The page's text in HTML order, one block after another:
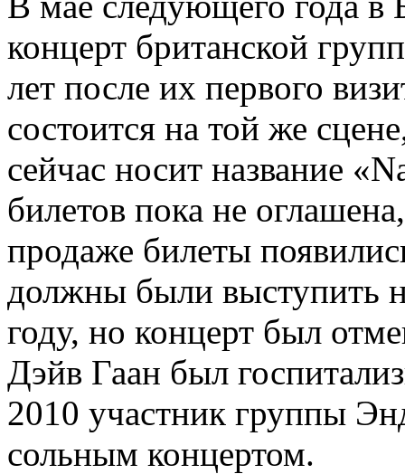
концерт британской
лет после их первого
состоится на той же
сейчас носит название
билетов пока не
продаже билеты
должны были выступить
году, но концерт был
Дэйв Гаан был
2010 участник группы
сольным концертом.